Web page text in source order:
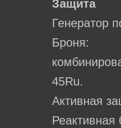
Защита
Генератор
Броня:
45Ru.
Активная
Реактивная